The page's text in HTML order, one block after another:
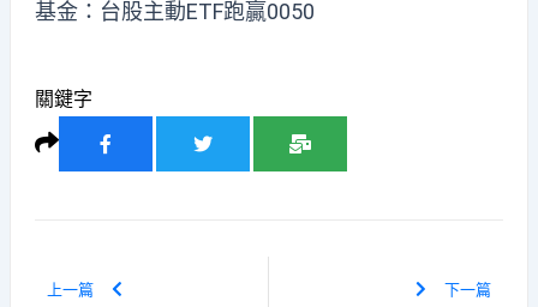
基金：台股主動ETF跑贏0050
關鍵字
上一篇 下一篇